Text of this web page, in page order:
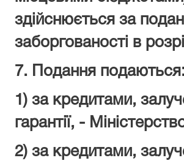
здійснюється за
заборгованості в
7. Подання подаються:
1) за кредитами,
гарантії, -
2) за кредитами,